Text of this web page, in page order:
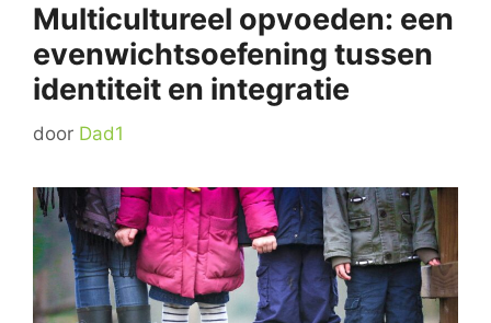
Multicultureel opvoeden: een
evenwichtsoefening tussen
identiteit en integratie
door Dad1